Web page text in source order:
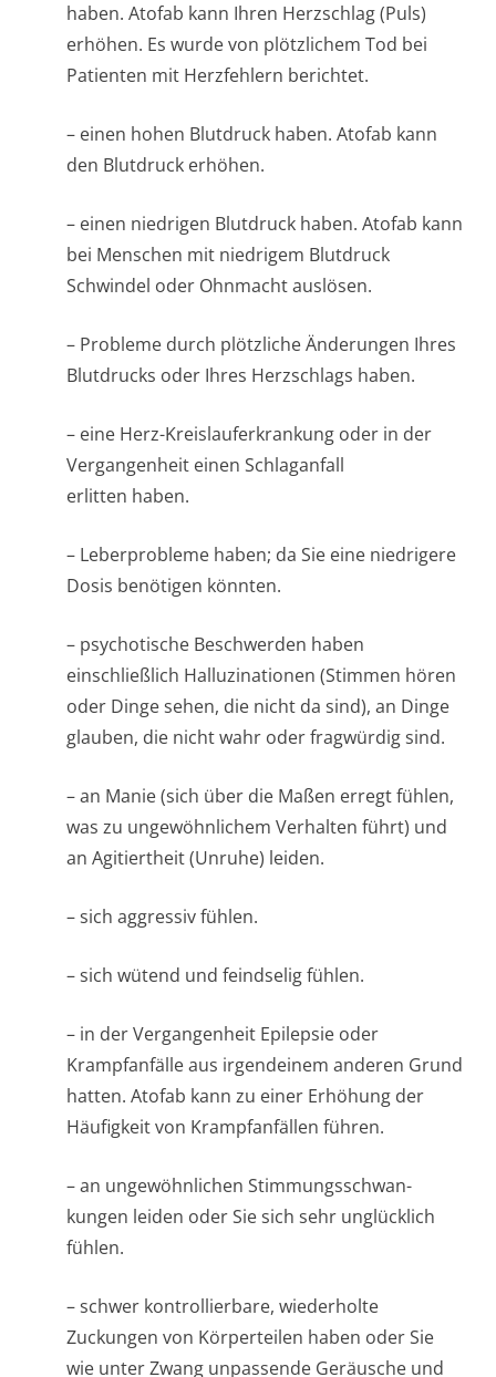
haben. Atofab kann Ihren Herzschlag (Puls)
erhöhen. Es wurde von plötzlichem Tod bei
Patienten mit Herzfehlern berichtet.
– einen hohen Blutdruck haben. Atofab kann
den Blutdruck erhöhen.
– einen niedrigen Blutdruck haben. Atofab kann
bei Menschen mit niedrigem Blutdruck
Schwindel oder Ohnmacht auslösen.
– Probleme durch plötzliche Änderungen Ihres
Blutdrucks oder Ihres Herzschlags haben.
– eine Herz-Kreislauferkrankung oder in der
Vergangenheit einen Schlaganfall
erlitten haben.
– Leberprobleme haben; da Sie eine niedrigere
Dosis benötigen könnten.
– psychotische Beschwerden haben
einschließlich Halluzinationen (Stimmen hören
oder Dinge sehen, die nicht da sind), an Dinge
glauben, die nicht wahr oder fragwürdig sind.
– an Manie (sich über die Maßen erregt fühlen,
was zu ungewöhnlichem Verhalten führt) und
an Agitiertheit (Unruhe) leiden.
– sich aggressiv fühlen.
– sich wütend und feindselig fühlen.
– in der Vergangenheit Epilepsie oder
Krampfanfälle aus irgendeinem anderen Grund
hatten. Atofab kann zu einer Erhöhung der
Häufigkeit von Krampfanfällen führen.
– an ungewöhnlichen Stimmungsschwan­
kungen leiden oder Sie sich sehr unglücklich
fühlen.
– schwer kontrollierbare, wiederholte
Zuckungen von Körperteilen haben oder Sie
wie unter Zwang unpassende Geräusche und